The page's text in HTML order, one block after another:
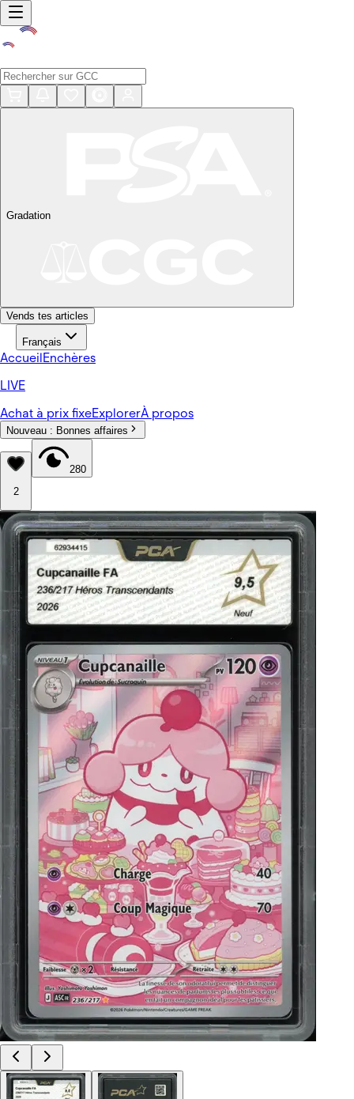
Gradation
Vends tes articles
Français
AccueilEnchères
LIVE
Achat à prix fixeExplorerÀ propos
Nouveau : Bonnes affaires
2
280